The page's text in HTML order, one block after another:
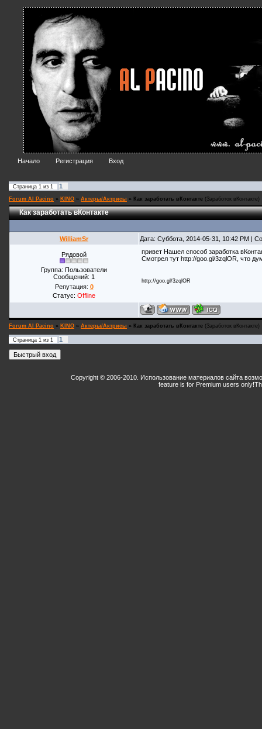
Начало Регистрация Вход
Страница 1 из 1 1
Forum Al Pacino » KINO » Актеры/Актрисы » Как заработать вКонтакте (Заработок вКонтакте)
Как заработать вКонтакте
WilliamSr Дата: Суббота, 2014-05-31, 10:42 PM |
Рядовой
Группа: Пользователи
Сообщений: 1
Репутация: 0
Статус: Offline
привет Нашел способ заработка
Смотрел тут http://goo.gl/3zqlOR, что
http://goo.gl/3zqlOR
Forum Al Pacino » KINO » Актеры/Актрисы » Как заработать вКонтакте (Заработок вКонтакте)
Страница 1 из 1 1
Copyright © 2006-2010. Использование материалов сайта
feature is for Premium users only!